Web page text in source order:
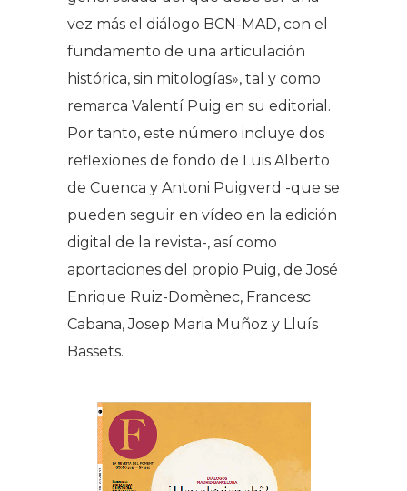
vez más el diálogo BCN-MAD, con el
fundamento de una articulación
histórica, sin mitologías», tal y como
remarca Valentí Puig en su editorial.
Por tanto, este número incluye dos
reflexiones de fondo de Luis Alberto
de Cuenca y Antoni Puigverd -que se
pueden seguir en vídeo en la edición
digital de la revista-, así como
aportaciones del propio Puig, de José
Enrique Ruiz-Domènec, Francesc
Cabana, Josep Maria Muñoz y Lluís
Bassets.